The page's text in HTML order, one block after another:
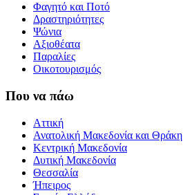
Φαγητό και Ποτό
Δραστηριότητες
Ψώνια
Αξιοθέατα
Παραλίες
Οικοτουρισμός
Που να πάω
Αττική
Ανατολική Μακεδονία και Θράκη
Κεντρική Μακεδονία
Δυτική Μακεδονία
Θεσσαλία
Ήπειρος